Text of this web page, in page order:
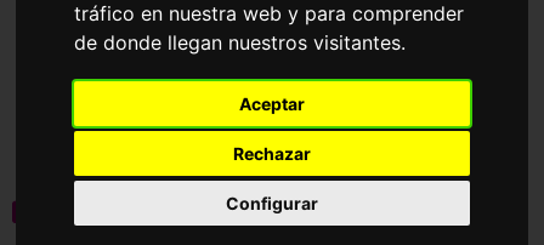
tráfico en nuestra web y para comprender
de donde llegan nuestros visitantes.
Aceptar
Rechazar
Configurar
DG2335
246,35€ 246,35€
novedad